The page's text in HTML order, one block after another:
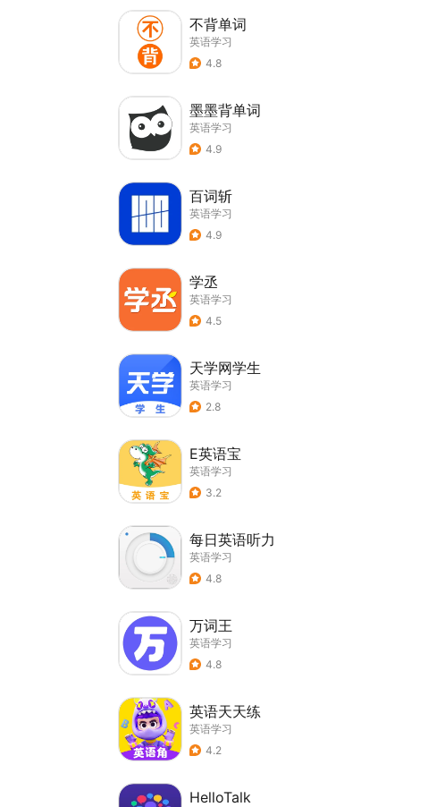
不背单词
英语学习
4.8
墨墨背单词
英语学习
4.9
百词斩
英语学习
4.9
学丞
英语学习
4.5
天学网学生
英语学习
2.8
E英语宝
英语学习
3.2
每日英语听力
英语学习
4.8
万词王
英语学习
4.8
英语天天练
英语学习
4.2
HelloTalk